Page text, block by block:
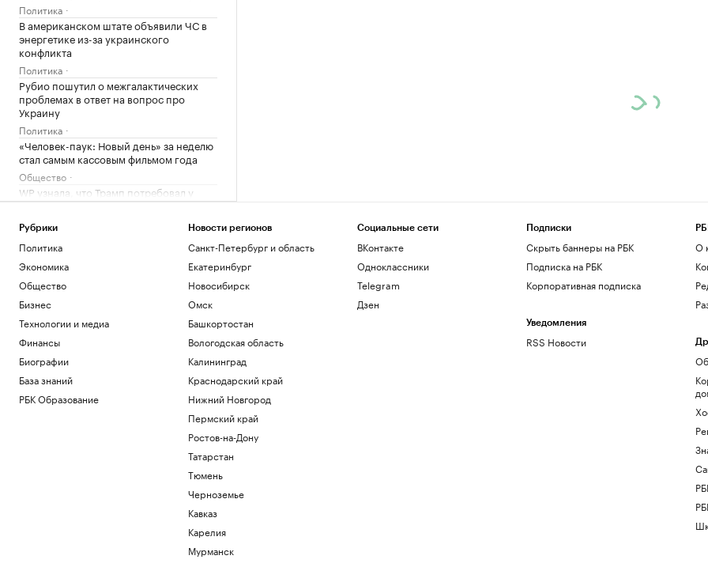
Политика
В американском штате объявили ЧС в
энергетике из-за украинского
конфликта
Политика
Рубио пошутил о межгалактических
проблемах в ответ на вопрос про
Украину
Политика
«Человек-паук: Новый день» за неделю
стал самым кассовым фильмом года
Общество
WP узнала, что Трамп потребовал у
Хегсета объяснений из-за дефицита
Политика
«ЕП» узнала, что Залужного не пустили
на встречу с британским министром
Политика
Ярославский губернатор сообщил о
перекрытии трассы на Москву из-за
атаки
Политика
Мирный житель и боец «Орлана»
ранены при атаке на Белгородскую
область
Политика
Трамп объяснил, почему предпочитает
Рубрики
Политика
Экономика
Общество
Бизнес
Технологии и медиа
Финансы
Биографии
База знаний
РБК Образование
Новости регионов
Санкт-Петербург и область
Екатеринбург
Новосибирск
Омск
Башкортостан
Вологодская область
Калининград
Краснодарский край
Нижний Новгород
Пермский край
Ростов-на-Дону
Татарстан
Тюмень
Черноземье
Кавказ
Карелия
Мурманск
Социальные сети
ВКонтакте
Одноклассники
Telegram
Дзен
Подписки
Скрыть баннеры на РБК
Подписка на РБК
Корпоративная подписка
Уведомления
RSS Новости
О